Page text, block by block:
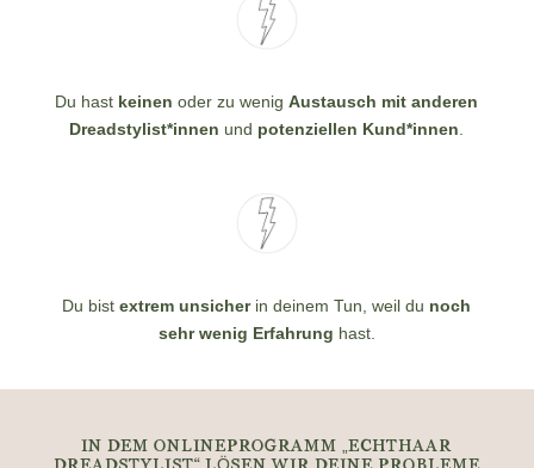
Du hast keinen oder zu wenigAustausch mit anderen
Dreadstylist*innen und potenziellen Kund*innen.
Du bistextrem unsicherin deinem Tun, weil du noch
sehr wenig Erfahrung hast.
IN DEM ONLINEPROGRAMM „ECHTHAAR